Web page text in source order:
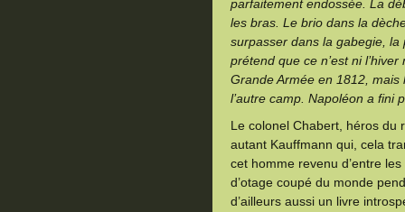
parfaitement endossée. La
les bras. Le brio dans la
surpasser dans la gabegie,
prétend que ce n’est ni
Grande Armée en 1812, mais
l’autre camp. Napoléon a fini
Le colonel Chabert, héros du
autant Kauffmann qui, cela
cet homme revenu d’entre
d’otage coupé du monde
d’ailleurs aussi un livre